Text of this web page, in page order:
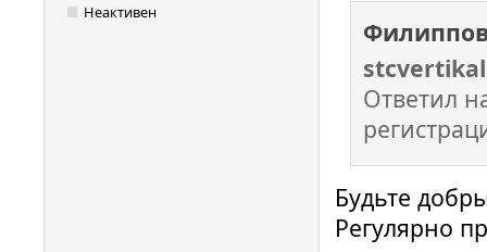
Неактивен
stcvertikal
Ответил
Будьте
Регулярно